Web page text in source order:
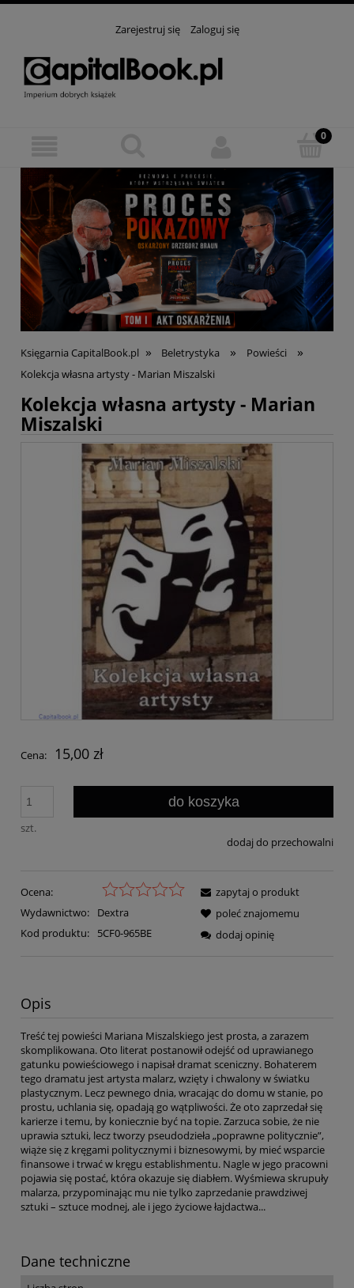
Zarejestruj się Zaloguj się
Księgarnia CapitalBook.pl » Beletrystyka » Powieści »
Kolekcja własna artysty - Marian Miszalski
Kolekcja własna artysty - Marian
Miszalski
Cena: 15,00 zł
szt.
do koszyka
dodaj do przechowalni
Ocena:
Wydawnictwo:
Dextra
Kod produktu:
5CF0-965BE
zapytaj o produkt
poleć znajomemu
dodaj opinię
Opis
Treść tej powieści Mariana Miszalskiego jest prosta, a zarazem
skomplikowana. Oto literat postanowił odejść od uprawianego
gatunku powieściowego i napisał dramat sceniczny. Bohaterem
tego dramatu jest artysta malarz, wzięty i chwalony w światku
plastycznym. Lecz pewnego dnia, wracając do domu w stanie, po
prostu, uchlania się, opadają go wątpliwości. Że oto zaprzedał się
karierze i temu, by koniecznie być na topie. Zarzuca sobie, że nie
uprawia sztuki, lecz tworzy pseudodzieła „poprawne politycznie”,
wiąże się z kręgami politycznymi i biznesowymi, by mieć wsparcie
finansowe i trwać w kręgu establishmentu. Nagle w jego pracowni
pojawia się postać, która okazuje się diabłem. Wyśmiewa skrupuły
malarza, przypominając mu nie tylko zaprzedanie prawdziwej
sztuki – sztuce modnej, ale i jego życiowe łajdactwa...
Dane techniczne